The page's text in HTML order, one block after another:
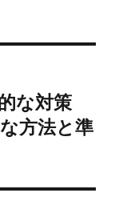
な対策
方法と準